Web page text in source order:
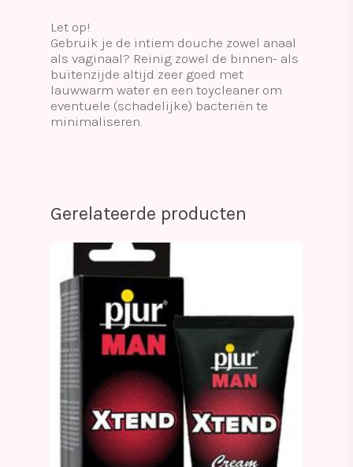
Let op!
Gebruik je de intiem douche zowel anaal
als vaginaal? Reinig zowel de binnen- als
buitenzijde altijd zeer goed met
lauwwarm water en een toycleaner om
eventuele (schadelijke) bacteriën te
minimaliseren.
Gerelateerde producten